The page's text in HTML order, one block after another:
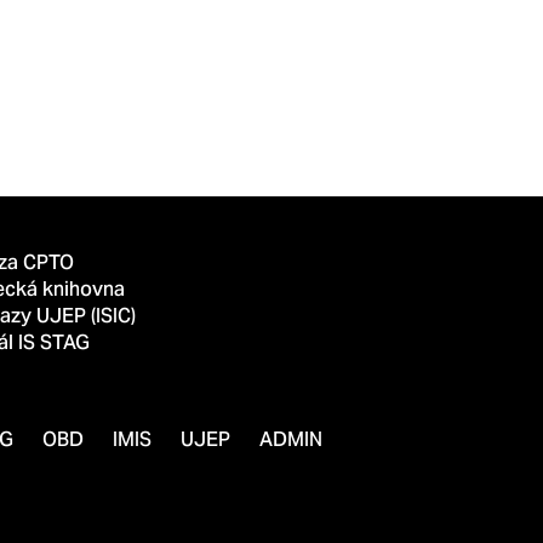
CPTO
knihovna
UJEP (ISIC)
IS STAG
OBD IMIS UJEP ADMIN